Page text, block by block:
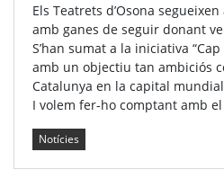
Els Teatrets d’Osona
amb ganes de seguir donant
S’han sumat a la iniciativa
amb un objectiu tan ambiciós
Catalunya en la capital
I volem fer-ho comptant amb
Notícies